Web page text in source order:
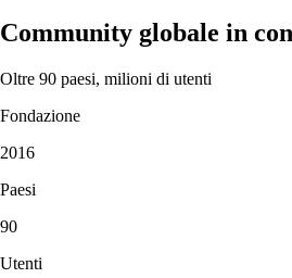
Community globale in
Oltre 90 paesi, milioni di utenti
Fondazione
2016
Paesi
90
Utenti